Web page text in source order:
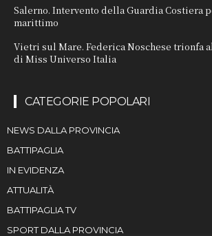
Salerno. Intervento della Guardia Costiera
marittimo
Vietri sul Mare. Federica Noschese trionfa
di Miss Universo Italia
CATEGORIE POPOLARI
NEWS DALLA PROVINCIA
BATTIPAGLIA
IN EVIDENZA
ATTUALITÀ
BATTIPAGLIA TV
SPORT DALLA PROVINCIA